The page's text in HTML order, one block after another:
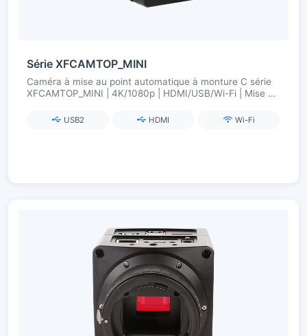
Série XFCAMTOP_MINI
Caméra à mise au point automatique à monture C série
XFCAMTOP_MINI | 4K/1080p | HDMI/USB/Wi-Fi | Mise au
USB2 HDMI Wi-Fi